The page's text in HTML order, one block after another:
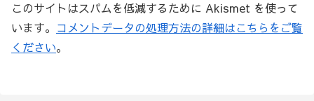
このサイトはスパムを低減するために Akismet を使って
います。 コメントデータの処理方法の詳細はこちらをご覧
ください。